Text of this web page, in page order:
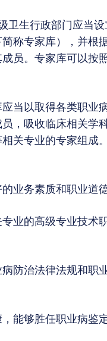
卫生行政部门应当
称专家库），并根
员。专家库可以按
当以取得各类职业
，吸收临床相关学
关专业的专家组成
的业务素质和职业道
专业的高级专业技术
病防治法律法规和职
能够胜任职业病鉴